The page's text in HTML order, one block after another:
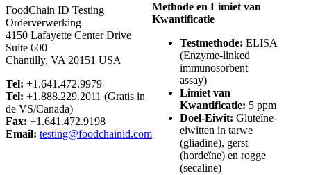
FoodChain ID Testing
Orderverwerking
4150 Lafayette Center Drive
Suite 600
Chantilly, VA 20151 USA
Tel: +1.641.472.9979
Tel: +1.888.229.2011 (Gratis in
de VS/Canada)
Fax: +1.641.472.9198
Email: testing@foodchainid.com
Methode en Limiet van
Kwantificatie
Testmethode: ELISA
(Enzyme-linked
immunosorbent
assay)
Limiet van
Kwantificatie: 5 ppm
Doel-Eiwit: Gluteïne-
eiwitten in tarwe
(gliadine), gerst
(hordeïne) en rogge
(secaline)